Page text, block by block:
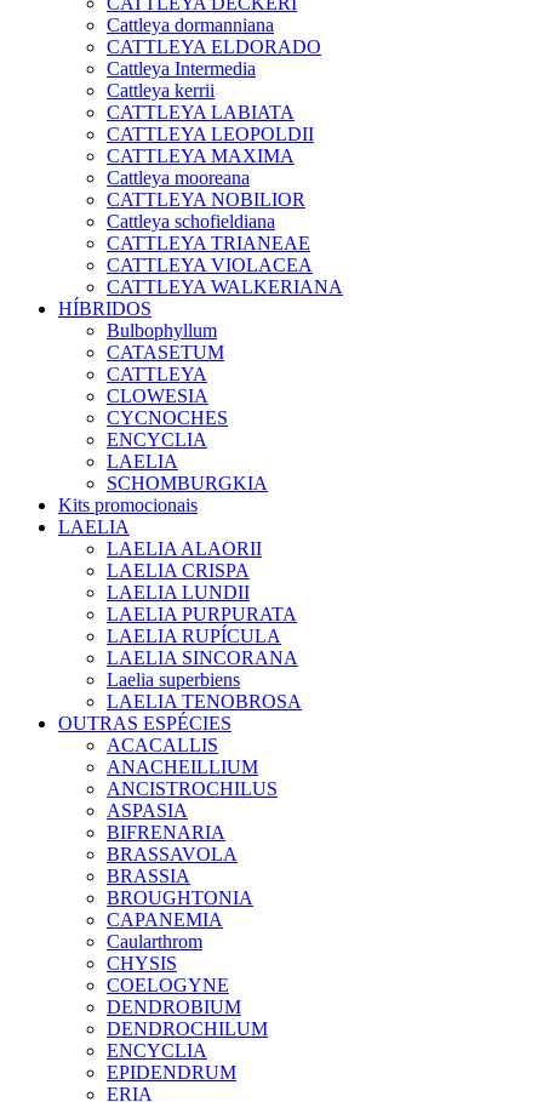
Cattleya dormanniana
CATTLEYA ELDORADO
Cattleya Intermedia
Cattleya kerrii
CATTLEYA LABIATA
CATTLEYA LEOPOLDII
CATTLEYA MAXIMA
Cattleya mooreana
CATTLEYA NOBILIOR
Cattleya schofieldiana
CATTLEYA TRIANEAE
CATTLEYA VIOLACEA
CATTLEYA WALKERIANA
HÍBRIDOS
Bulbophyllum
CATASETUM
CATTLEYA
CLOWESIA
CYCNOCHES
ENCYCLIA
LAELIA
SCHOMBURGKIA
Kits promocionais
LAELIA
LAELIA ALAORII
LAELIA CRISPA
LAELIA LUNDII
LAELIA PURPURATA
LAELIA RUPÍCULA
LAELIA SINCORANA
Laelia superbiens
LAELIA TENOBROSA
OUTRAS ESPÉCIES
ACACALLIS
ANACHEILLIUM
ANCISTROCHILUS
ASPASIA
BIFRENARIA
BRASSAVOLA
BRASSIA
BROUGHTONIA
CAPANEMIA
Caularthrom
CHYSIS
COELOGYNE
DENDROBIUM
DENDROCHILUM
ENCYCLIA
EPIDENDRUM
ERIA